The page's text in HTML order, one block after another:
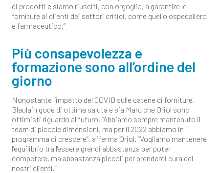
di prodotti e siamo riusciti, con orgoglio, a garantire le
forniture ai clienti dei settori critici, come quello ospedaliero
e farmaceutico.”
Più consapevolezza e
formazione sono all’ordine del
giorno
Nonostante l’impatto del COVID sulle catene di forniture,
Blaulain gode di ottima saluta e sia Marc che Oriol sono
ottimisti riguardo al futuro. “Abbiamo sempre mantenuto il
team di piccole dimensioni, ma per il 2022 abbiamo in
programma di crescere”, afferma Oriol. “Vogliamo mantenere
l’equilibrio tra l'essere grandi abbastanza per poter
competere, ma abbastanza piccoli per prenderci cura dei
nostri clienti.”